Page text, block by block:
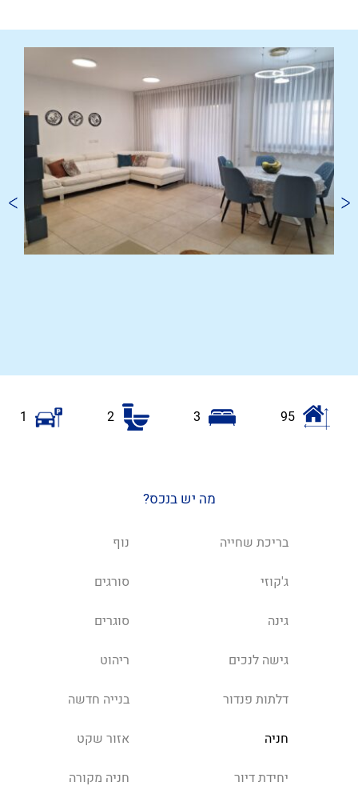
95
3
2
1
מה יש בנכס?
בריכת שחייה נוף
ג'קוזי סורגים
גינה סוגרים
גישה לנכים ריהוט
דלתות פנדור בנייה חדשה
חניה אזור שקט
יחידת דיור חניה מקורה